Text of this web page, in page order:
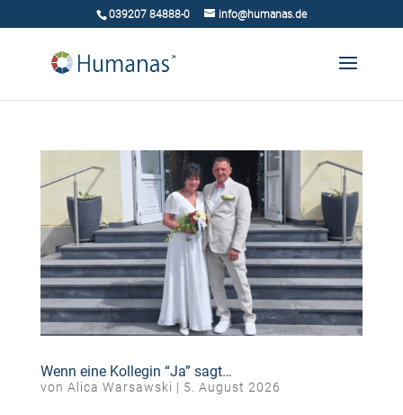
039207 84888-0 info@humanas.de
Wenn eine Kollegin “Ja” sagt…
von Alica Warsawski | 5. August 2026